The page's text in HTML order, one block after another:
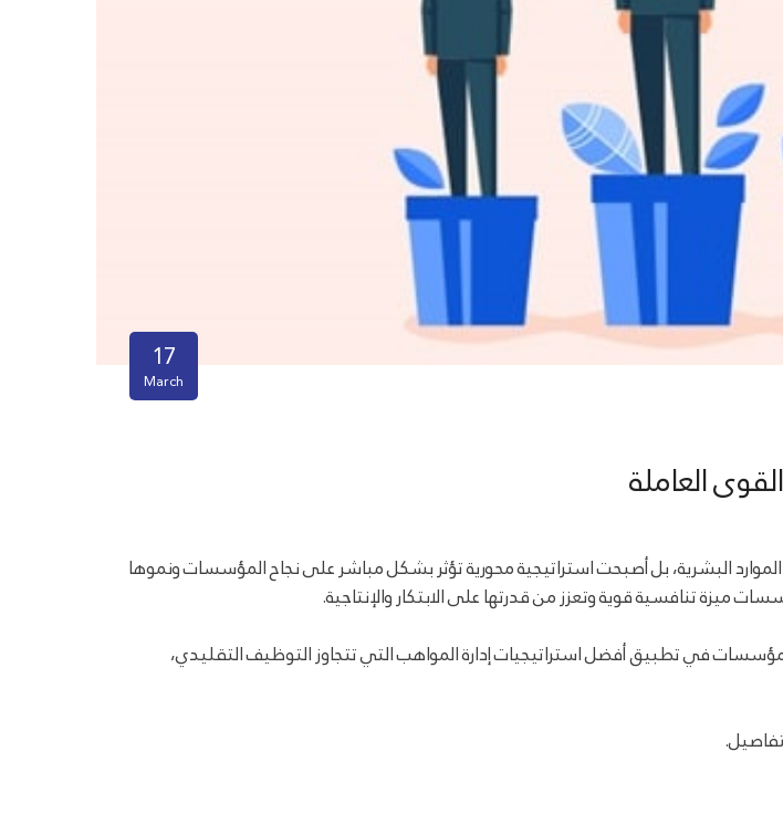
17
March
العاملة
البشرية، بل أصبحت استراتيجية محورية تؤثر بشكل مباشر على نجاح المؤسسات ونموها
ميزة تنافسية قوية وتعزز من قدرتها على الابتكار والإنتاجية.
في تطبيق أفضل استراتيجيات إدارة المواهب التي تتجاوز التوظيف التقليدي،